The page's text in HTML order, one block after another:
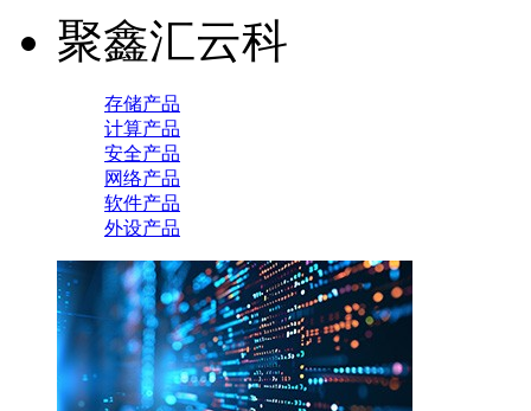
聚鑫汇云科
存储产品
计算产品
安全产品
网络产品
软件产品
外设产品